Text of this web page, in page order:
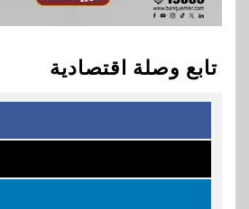
تابع وصلة اقتصادية